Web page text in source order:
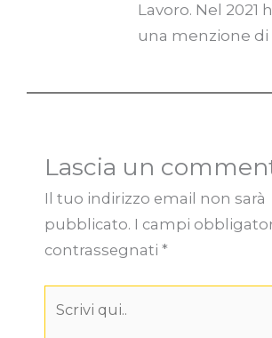
Lavoro. Nel 2021
una menzione di
Lascia un
Il tuo indirizzo email non sarà
pubblicato. I campi
contrassegnati *